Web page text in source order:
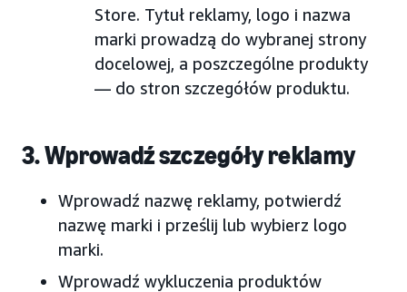
Store. Tytuł reklamy, logo i nazwa
marki prowadzą do wybranej strony
docelowej, a poszczególne produkty
— do stron szczegółów produktu.
3. Wprowadź szczegóły reklamy
Wprowadź nazwę reklamy, potwierdź
nazwę marki i prześlij lub wybierz logo
marki.
Wprowadź wykluczenia produktów